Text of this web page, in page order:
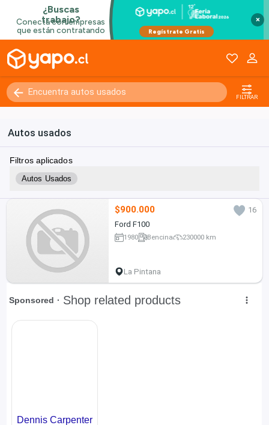
×
FILTRAR
Autos usados
Filtros aplicados
Autos Usados
$900.000
16
Ford F100
1980 Bencina 230000 km
La Pintana